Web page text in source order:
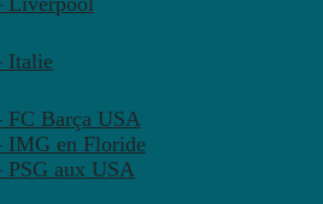
Italie
FC Barça USA
IMG en Floride
PSG aux USA